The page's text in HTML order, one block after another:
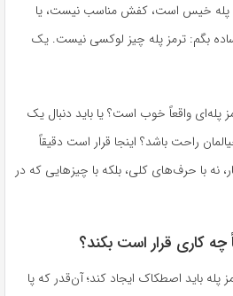
پله خیس است، کفش مناسب نیست، یا
بگم: ترمز پله چیز لوکسی نیست. یک
پله‌ای واقعاً خوب است؟ یا باید دنبال یک
راحت باشد؟ اینجا قرار است دقیقاً
نه با حرف‌های کلی، بلکه با چیزهایی که در
چه کاری قرار است بکند؟
باید اصطکاک ایجاد کند؛ آن‌قدر که پا